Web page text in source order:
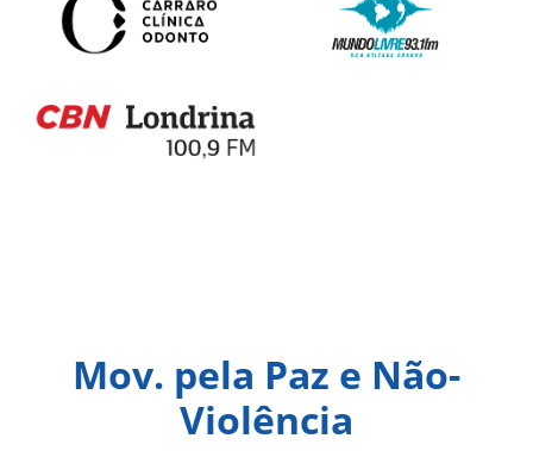
Mov. pela Paz e Não-
Violência